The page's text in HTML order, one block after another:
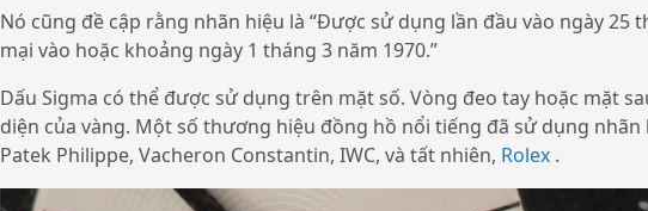
Nó cũng đề cập rằng nhãn hiệu là “Được sử dụng lần đầu vào ngày 25
mại vào hoặc khoảng ngày 1 tháng 3 năm 1970.”
Dấu Sigma có thể được sử dụng trên mặt số. Vòng đeo tay hoặc mặt
diện của vàng. Một số thương hiệu đồng hồ nổi tiếng đã sử dụng nhãn
Patek Philippe, Vacheron Constantin, IWC, và tất nhiên, Rolex .